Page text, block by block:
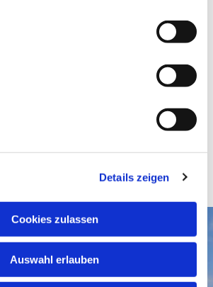
Details zeigen
Cookies zulassen
Auswahl erlauben
Archiv